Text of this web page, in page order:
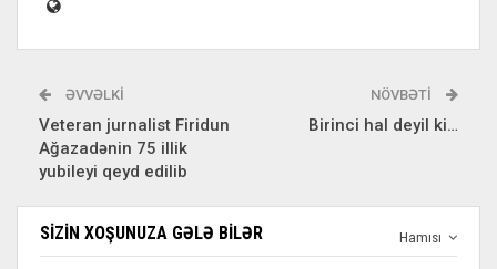
ƏVVƏLKI
Veteran jurnalist Firidun
Ağazadənin 75 illik
yubileyi qeyd edilib
NÖVBƏTI
Birinci hal deyil ki…
Hamısı
SIZIN XOŞUNUZA GƏLƏ BILƏR